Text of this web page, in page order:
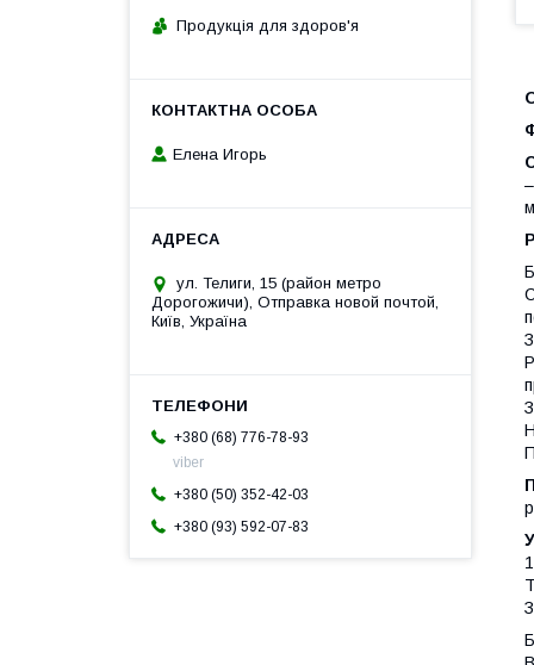
Продукція для здоров'я
Елена Игорь
ул. Телиги, 15 (район метро
Дорогожичи), Отправка новой почтой,
Київ, Україна
+380 (68) 776-78-93
viber
+380 (50) 352-42-03
+380 (93) 592-07-83